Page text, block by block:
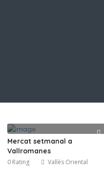
Mercat setmanal a
Vallromanes
0 Rating Vallès Oriental